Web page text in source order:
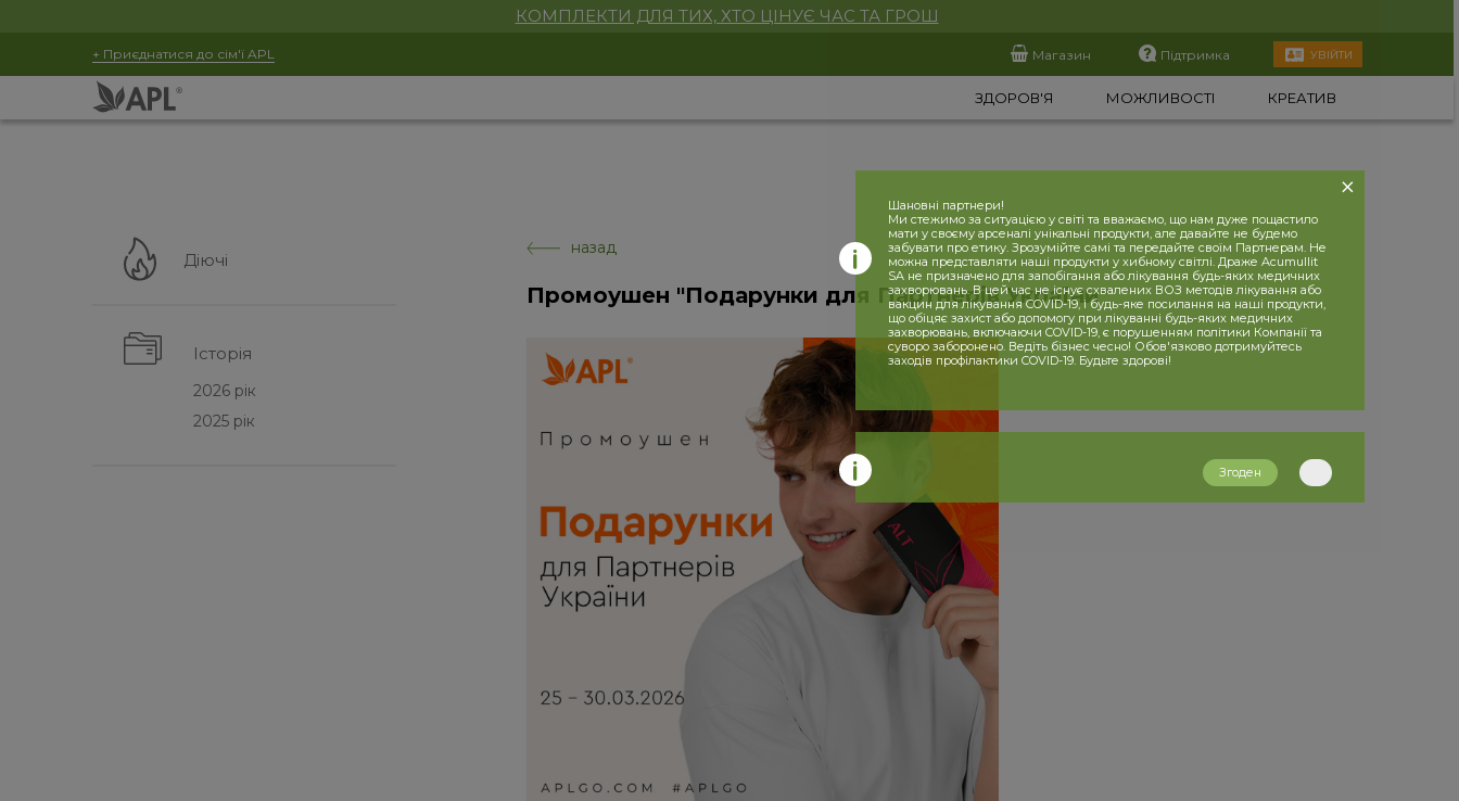
КОМПЛЕКТИ ДЛЯ ТИХ, ХТО ЦІНУЄ ЧАС ТА ГРОШ
+ Приєднатися до сім'ї APL Магазин Підтримка УВІЙТИ
ЗДОРОВ'Я МОЖЛИВОСТІ КРЕАТИВ
Діючі
Історія
2026 рік
2025 рік
назад
Промоушен "Подарунки для Партнерів України"
Шановні партнери!
Ми стежимо за ситуацією у світі та вважаємо, що нам дуже пощастило
мати у своєму арсеналі унікальні продукти, але давайте не будемо
забувати про етику. Зрозумійте самі та передайте своїм Партнерам. Не
можна представляти наші продукти у хибному світлі. Драже Acumullit
SA не призначено для запобігання або лікування будь-яких медичних
захворювань. В цей час не існує схвалених ВОЗ методів лікування або
вакцин для лікування COVID-19, і будь-яке посилання на наші продукти,
що обіцяє захист або допомогу при лікуванні будь-яких медичних
захворювань, включаючи COVID-19, є порушенням політики Компанії та
суворо заборонено. Ведіть бізнес чесно! Обов'язково дотримуйтесь
заходів профілактики COVID-19. Будьте здорові!
Згоден